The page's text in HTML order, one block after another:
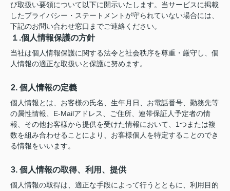
び取扱い要領について以下に開示いたします。当サービスに掲載
したプライバシー・ステートメントが守られていない場合には、
下記のお問い合わせ窓口までご連絡ください。
１.個人情報保護の方針
当社は個人情報保護に関する法令と社会秩序を尊重・厳守し、個
人情報の適正な取扱いと保護に努めます。
2. 個人情報の定義
個人情報とは、お客様の氏名、生年月日、お電話番号、勤務先等
の属性情報、E-Mailアドレス、ご住所、連帯保証人予定者の情
報、その他お客様から提供を受けた情報において、1つまたは複
数を組み合わせることにより、お客様個人を特定することのでき
る情報をいいます。
3. 個人情報の取得、利用、提供
個人情報の取得は、適正な手段によって行うとともに、利用目的